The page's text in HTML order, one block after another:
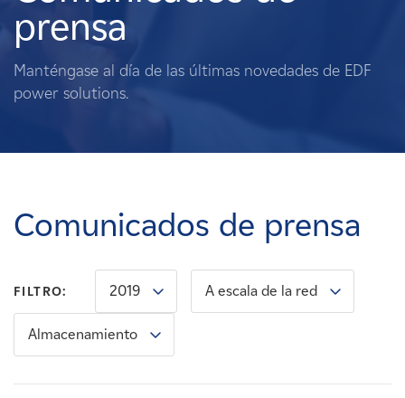
Qué hacemos
Terratenientes
Carreras
Noticias
Contacte con
prensa
Manténgase al día de las últimas novedades de EDF
power solutions.
Comunicados de prensa
FILTRO: 2019 A escala de la red
Almacenamiento